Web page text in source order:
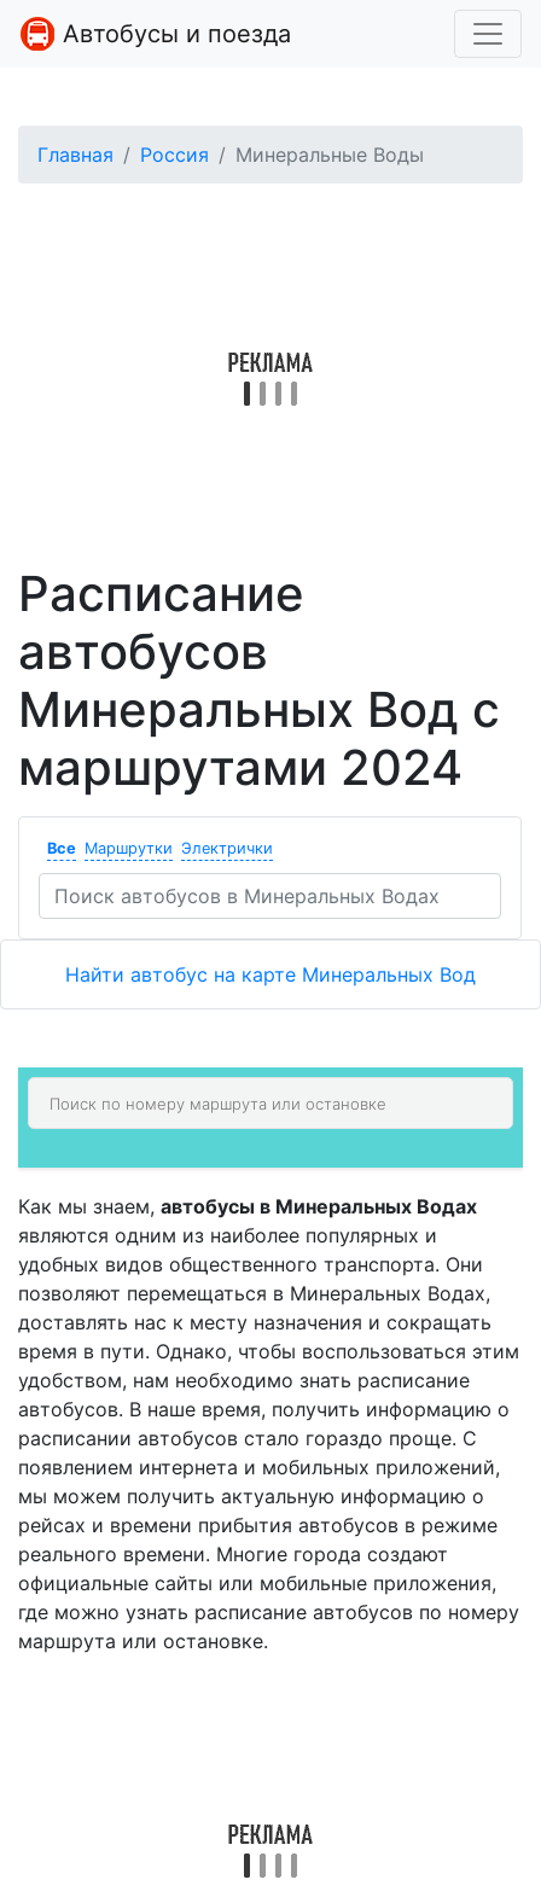
Автобусы и поезда
Главная Россия Минеральные Воды
Расписание
автобусов
Минеральных Вод с
маршрутами 2024
Все Маршрутки Электрички
Найти автобус на карте Минеральных Вод
Как мы знаем, автобусы в Минеральных Водах
являются одним из наиболее популярных и
удобных видов общественного транспорта. Они
позволяют перемещаться в Минеральных Водах,
доставлять нас к месту назначения и сокращать
время в пути. Однако, чтобы воспользоваться этим
удобством, нам необходимо знать расписание
автобусов. В наше время, получить информацию о
расписании автобусов стало гораздо проще. С
появлением интернета и мобильных приложений,
мы можем получить актуальную информацию о
рейсах и времени прибытия автобусов в режиме
реального времени. Многие города создают
официальные сайты или мобильные приложения,
где можно узнать расписание автобусов по номеру
маршрута или остановке.